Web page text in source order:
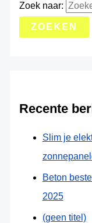
Zoek naar:
Recente
Slim je
Beton
2025
(geen titel)